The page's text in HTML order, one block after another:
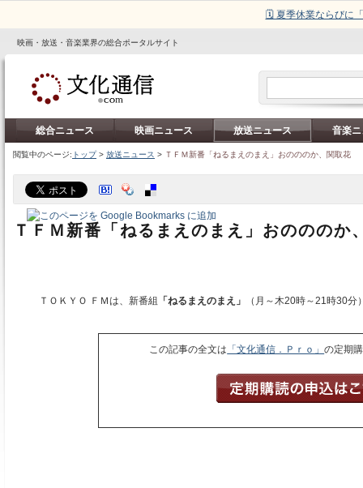
🗓️ 夏季休業ならびに
映画・放送・音楽業界の総合ポータルサイト
総合ニュース 映画ニュース 放送ニュース 音楽
閲覧中のページ: トップ> 放送ニュース > ＴＦＭ新番「ねるまえのまえ」おのののか、関取花
ＴＦＭ新番「ねるまえのまえ」おのののか
ＴＯＫＹＯ ＦＭは、新番組 「ねるまえのまえ」 （月～木20時～21時30
この記事の全文は 「文化通信．Ｐｒｏ」の定期